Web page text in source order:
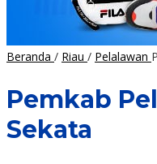
Beranda / Riau / Pelalawan
Pemkab
Sekata